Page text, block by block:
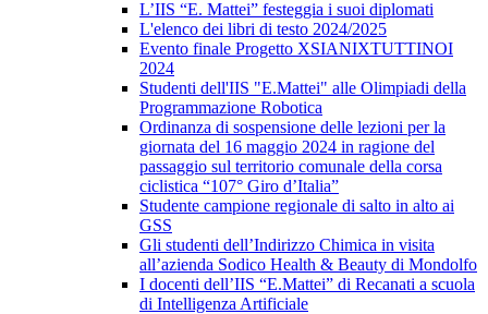
L’IIS “E. Mattei” festeggia i suoi diplomati
L'elenco dei libri di testo 2024/2025
Evento finale Progetto XSIANIXTUTTINOI
2024
Studenti dell'IIS "E.Mattei" alle Olimpiadi della
Programmazione Robotica
Ordinanza di sospensione delle lezioni per la
giornata del 16 maggio 2024 in ragione del
passaggio sul territorio comunale della corsa
ciclistica “107° Giro d’Italia”
Studente campione regionale di salto in alto ai
GSS
Gli studenti dell’Indirizzo Chimica in visita
all’azienda Sodico Health & Beauty di Mondolfo
I docenti dell’IIS “E.Mattei” di Recanati a scuola
di Intelligenza Artificiale